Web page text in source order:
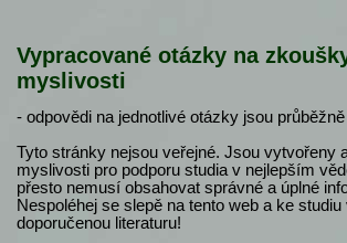
Vypracované otázky na
myslivosti
- odpovědi na jednotlivé otázky jsou
Tyto stránky nejsou veřejné. Jsou vytvořeny
myslivosti pro podporu studia v nejlepším
přesto nemusí obsahovat správné a úplné
Nespoléhej se slepě na tento web a ke
doporučenou literaturu!